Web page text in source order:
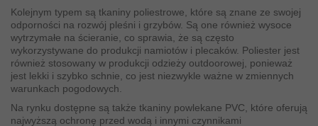
Kolejnym typem są tkaniny poliestrowe, które są znane ze swojej
odporności na rozwój pleśni i grzybów. Są one również wysoce
wytrzymałe na ścieranie, co sprawia, że są często
wykorzystywane do produkcji namiotów i plecaków. Poliester jest
również stosowany w produkcji odzieży outdoorowej, ponieważ
jest lekki i szybko schnie, co jest niezwykle ważne w zmiennych
warunkach pogodowych.
Na rynku dostępne są także tkaniny powlekane PVC, które oferują
najwyższą ochronę przed wodą i innymi czynnikami